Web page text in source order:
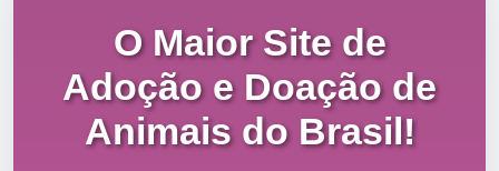
O Maior Site de
Adoção e Doação de
Animais do Brasil!